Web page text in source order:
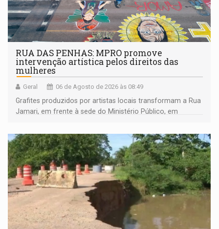
RUA DAS PENHAS: MPRO promove
intervenção artística pelos direitos das
mulheres
Geral 06 de Agosto de 2026 às 08:49
Grafites produzidos por artistas locais transformam a Rua
Jamari, em frente à sede do Ministério Público, em
da Penha e o enfrentamento à violência